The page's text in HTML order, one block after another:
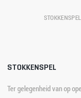
STOKKENSPEL
STOKKENSPEL
Ter gelegenheid van op